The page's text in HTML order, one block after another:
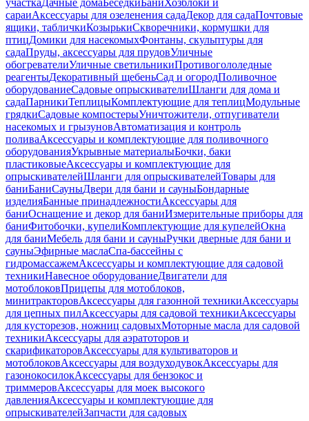
участкаДачные домаБеседкиБаниХозблоки и
сараиАксессуары для озеленения садаДекор для садаПочтовые
ящики, табличкиКозырькиСкворечники, кормушки для
птицДомики для насекомыхФонтаны, скульптуры для
садаПруды, аксессуары для прудовУличные
обогревателиУличные светильникиПротивогололедные
реагентыДекоративный щебеньСад и огородПоливочное
оборудованиеСадовые опрыскивателиШланги для дома и
садаПарникиТеплицыКомплектующие для теплицМодульные
грядкиСадовые компостерыУничтожители, отпугиватели
насекомых и грызуновАвтоматизация и контроль
поливаАксессуары и комплектующие для поливочного
оборудованияУкрывные материалыБочки, баки
пластиковыеАксессуары и комплектующие для
опрыскивателейШланги для опрыскивателейТовары для
баниБаниСауныДвери для бани и сауныБондарные
изделияБанные принадлежностиАксессуары для
баниОснащение и декор для баниИзмерительные приборы для
баниФитобочки, купелиКомплектующие для купелейОкна
для баниМебель для бани и сауныРучки дверные для бани и
сауныЭфирные маслаСпа-бассейны с
гидромассажемАксессуары и комплектующие для садовой
техникиНавесное оборудованиеДвигатели для
мотоблоковПрицепы для мотоблоков,
минитракторовАксессуары для газонной техникиАксессуары
для цепных пилАксессуары для садовой техникиАксессуары
для кусторезов, ножниц садовыхМоторные масла для садовой
техникиАксессуары для аэратоторов и
скарификаторовАксессуары для культиваторов и
мотоблоковАксессуары для воздуходувокАксессуары для
газонокосилокАксессуары для бензокос и
триммеровАксессуары для моек высокого
давленияАксессуары и комплектующие для
опрыскивателейЗапчасти для садовых